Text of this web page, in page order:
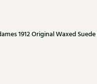
1912 Original Waxed